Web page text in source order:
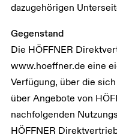
dazugehörigen
Gegenstand
Die HÖFFNER
www.hoeffner.de eine
Verfügung, über die
über Angebote von
nachfolgenden
HÖFFNER